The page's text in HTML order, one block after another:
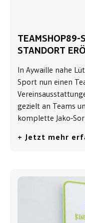
TEAMSHOP89-
STANDORT
In Aywaille nahe
Sport nun einen
gezielt an Teams
komplette Jako-
+ Jetzt mehr